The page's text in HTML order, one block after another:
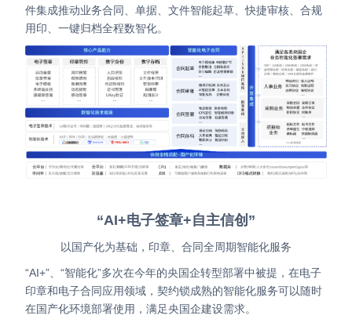
件集成推动业务合同、单据、文件智能起草、快捷审核、合规
用印、一键归档全程数智化。
“AI+电子签章+自主信创”
以国产化为基础，印章、合同全周期智能化服务
“AI+”、“智能化”多次在今年的央国企转型部署中被提，在电子
印章和电子合同应用领域，契约锁成熟的智能化服务可以随时
在国产化环境部署使用，满足央国企建设需求。